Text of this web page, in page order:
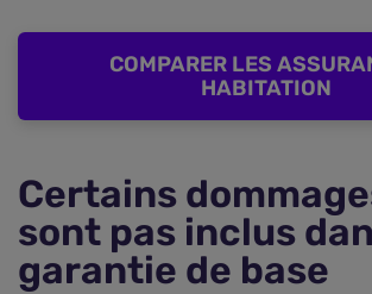
COMPARER LES
HABITATION
Certains
sont pas inclus
garantie de base